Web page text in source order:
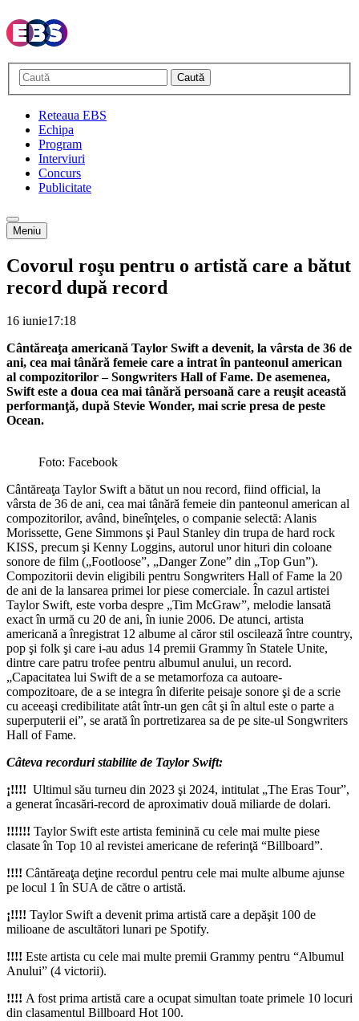
Caută
Reteaua EBS
Echipa
Program
Interviuri
Concurs
Publicitate
Meniu
Covorul roşu pentru o artistă care a bătut
record după record
16 iunie17:18
Cântăreaţa americană Taylor Swift a devenit, la vârsta de 36 de
ani, cea mai tânără femeie care a intrat în panteonul american
al compozitorilor – Songwriters Hall of Fame. De asemenea,
Swift este a doua cea mai tânără persoană care a reuşit această
performanţă, după Stevie Wonder, mai scrie presa de peste
Ocean.
Foto: Facebook
Cântăreaţa Taylor Swift a bătut un nou record, fiind official, la
vârsta de 36 de ani, cea mai tânără femeie din panteonul american al
compozitorilor, având, bineînţeles, o companie selectă: Alanis
Morissette, Gene Simmons şi Paul Stanley din trupa de hard rock
KISS, precum şi Kenny Loggins, autorul unor hituri din coloane
sonore de film („Footloose”, „Danger Zone” din „Top Gun”).
Compozitorii devin eligibili pentru Songwriters Hall of Fame la 20
de ani de la lansarea primei lor piese comerciale. În cazul artistei
Taylor Swift, este vorba despre „Tim McGraw”, melodie lansată
exact în urmă cu 20 de ani, în iunie 2006. De atunci, artista
americană a înregistrat 12 albume al căror stil oscilează între country,
pop şi folk şi care i-au adus 14 premii Grammy în Statele Unite,
dintre care patru trofee pentru albumul anului, un record.
„Capacitatea lui Swift de a se metamorfoza ca autoare-
compozitoare, de a se integra în diferite peisaje sonore şi de a scrie
cu aceeaşi credibilitate atât într-un gen cât şi în altul este o parte a
superputerii ei”, se arată în portretizarea sa de pe site-ul Songwriters
Hall of Fame.
Câteva recorduri stabilite de Taylor Swift:
¡!!!! Ultimul său turneu din 2023 şi 2024, intitulat „The Eras Tour”,
a generat încasări-record de aproximativ două miliarde de dolari.
!!!!!! Taylor Swift este artista feminină cu cele mai multe piese
clasate în Top 10 al revistei americane de referinţă “Billboard”.
!!!! Cântăreaţa deţine recordul pentru cele mai multe albume ajunse
pe locul 1 în SUA de către o artistă.
¡!!!! Taylor Swift a devenit prima artistă care a depăşit 100 de
milioane de ascultători lunari pe Spotify.
!!!! Este artista cu cele mai multe premii Grammy pentru “Albumul
Anului” (4 victorii).
!!!! A fost prima artistă care a ocupat simultan toate primele 10 locuri
din clasamentul Billboard Hot 100.